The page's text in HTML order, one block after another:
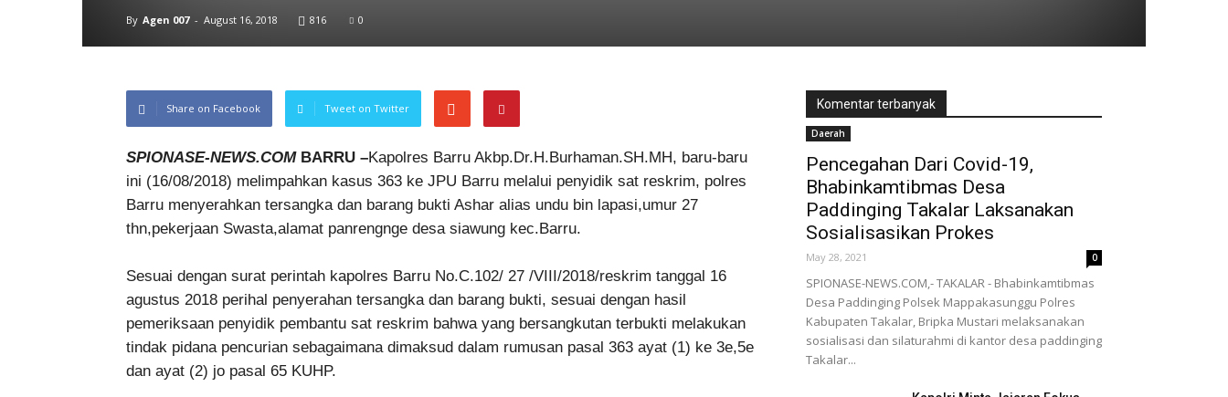
By Agen 007 - August 16, 2018 816 0
Share on Facebook Tweet on Twitter
SPIONASE-NEWS.COM BARRU –Kapolres Barru Akbp.Dr.H.Burhaman.SH.MH, baru-baru
ini (16/08/2018) melimpahkan kasus 363 ke JPU Barru melalui penyidik sat reskrim, polres
Barru menyerahkan tersangka dan barang bukti Ashar alias undu bin lapasi,umur 27
thn,pekerjaan Swasta,alamat panrengnge desa siawung kec.Barru.
Sesuai dengan surat perintah kapolres Barru No.C.102/ 27 /VIII/2018/reskrim tanggal 16
agustus 2018 perihal penyerahan tersangka dan barang bukti, sesuai dengan hasil
pemeriksaan penyidik pembantu sat reskrim bahwa yang bersangkutan terbukti melakukan
tindak pidana pencurian sebagaimana dimaksud dalam rumusan pasal 363 ayat (1) ke 3e,5e
dan ayat (2) jo pasal 65 KUHP.
Komentar terbanyak
Daerah
Pencegahan Dari Covid-19,
Bhabinkamtibmas Desa
Paddinging Takalar Laksanakan
Sosialisasikan Prokes
May 28, 2021 0
SPIONASE-NEWS.COM,- TAKALAR - Bhabinkamtibmas
Desa Paddinging Polsek Mappakasunggu Polres
Kabupaten Takalar, Bripka Mustari melaksanakan
sosialisasi dan silaturahmi di kantor desa paddinging
Takalar...